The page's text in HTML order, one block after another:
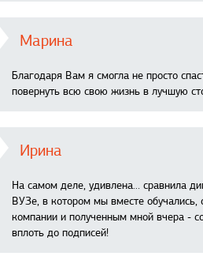
Марина
Благодаря Вам я смогла не просто
повернуть всю свою жизнь в лучшую
Ирина
На самом деле, удивлена… сравнила
ВУЗе, в котором мы вместе обучались,
компании и полученным мной вчера -
вплоть до подписей!